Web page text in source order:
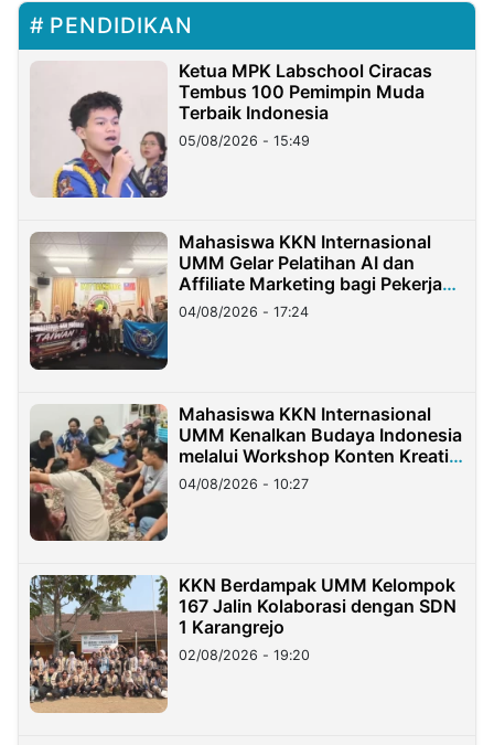
PENDIDIKAN
Ketua MPK Labschool Ciracas
Tembus 100 Pemimpin Muda
Terbaik Indonesia
05/08/2026 - 15:49
Mahasiswa KKN Internasional
UMM Gelar Pelatihan AI dan
Affiliate Marketing bagi Pekerja
Migran Indonesia di Taiwan
04/08/2026 - 17:24
Mahasiswa KKN Internasional
UMM Kenalkan Budaya Indonesia
melalui Workshop Konten Kreatif
di Taiwan
04/08/2026 - 10:27
KKN Berdampak UMM Kelompok
167 Jalin Kolaborasi dengan SDN
1 Karangrejo
02/08/2026 - 19:20